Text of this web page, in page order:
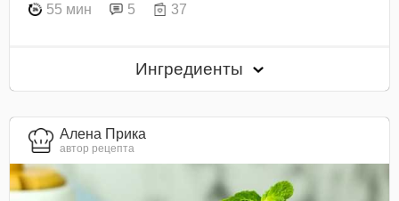
55 мин 5 37
Ингредиенты
Алена Прика
автор рецепта